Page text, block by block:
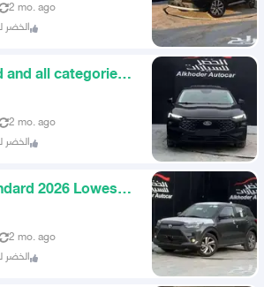
2 mo. ago
الخضر
and all categories
2 mo. ago
الخضر
2026 Lowest
2 mo. ago
الخضر